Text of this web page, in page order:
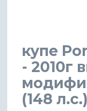
купе
- 2010г
(148 л.с.)